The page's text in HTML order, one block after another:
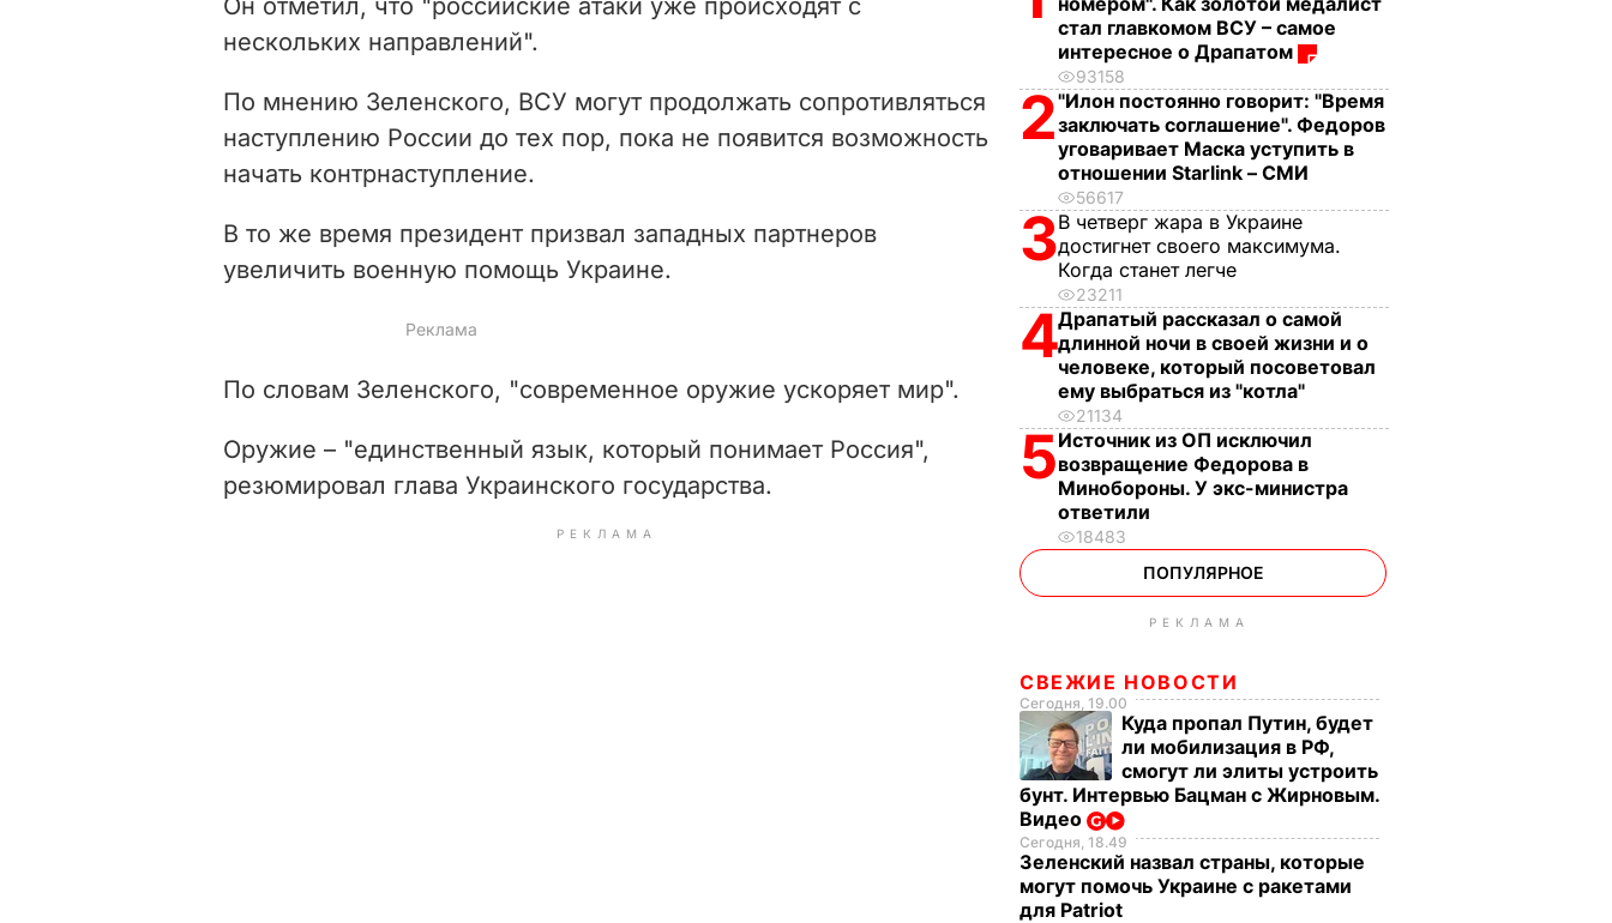
d
e
нескольких направлений".
По мнению Зеленского, ВСУ могут продолжать сопротивляться
наступлению России до тех пор, пока не появится возможность
начать контрнаступление.
В то же время президент призвал западных партнеров
увеличить военную помощь Украине.
По словам Зеленского, "современное оружие ускоряет мир".
Оружие – "единственный язык, который понимает Россия",
резюмировал глава Украинского государства.
РЕКЛАМА
стал главкомом ВСУ – самое
интересное о Драпатом
93158
2"Илон постоянно говорит: "Время
заключать соглашение". Федоров
уговаривает Маска уступить в
отношении Starlink – СМИ
56617
3В четверг жара в Украине
достигнет своего максимума.
Когда станет легче
23211
4Драпатый рассказал о самой
длинной ночи в своей жизни и о
человеке, который посоветовал
ему выбраться из "котла"
21134
5Источник из ОП исключил
возвращение Федорова в
Минобороны. У экс-министра
ответили
18483
ПОПУЛЯРНОЕ
РЕКЛАМА
СВЕЖИЕ НОВОСТИ
Сегодня, 19.00
Куда пропал Путин, будет
ли мобилизация в РФ,
смогут ли элиты устроить
бунт. Интервью Бацман с Жирновым.
Видео
Сегодня, 18.49
Зеленский назвал страны, которые
могут помочь Украине с ракетами
для Patriot